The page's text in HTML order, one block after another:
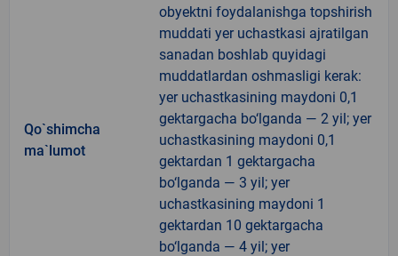
Qo`shimcha
ma`lumot
obyektni foydalanishga topshirish
muddati yer uchastkasi ajratilgan
sanadan boshlab quyidagi
muddatlardan oshmasligi kerak:
yer uchastkasining maydoni 0,1
gektargacha bo‘lganda — 2 yil; yer
uchastkasining maydoni 0,1
gektardan 1 gektargacha
bo‘lganda — 3 yil; yer
uchastkasining maydoni 1
gektardan 10 gektargacha
bo‘lganda — 4 yil; yer